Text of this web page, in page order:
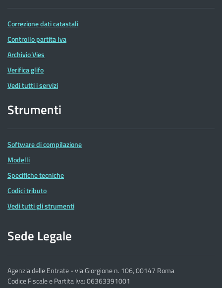
Correzione dati catastali
Controllo partita Iva
Archivio Vies
Verifica glifo
Vedi tutti i servizi
Strumenti
Software di compilazione
Modelli
Specifiche tecniche
Codici tributo
Vedi tutti gli strumenti
Sede Legale
Agenzia delle Entrate - via Giorgione n. 106, 00147 Roma
Codice Fiscale e Partita Iva: 06363391001